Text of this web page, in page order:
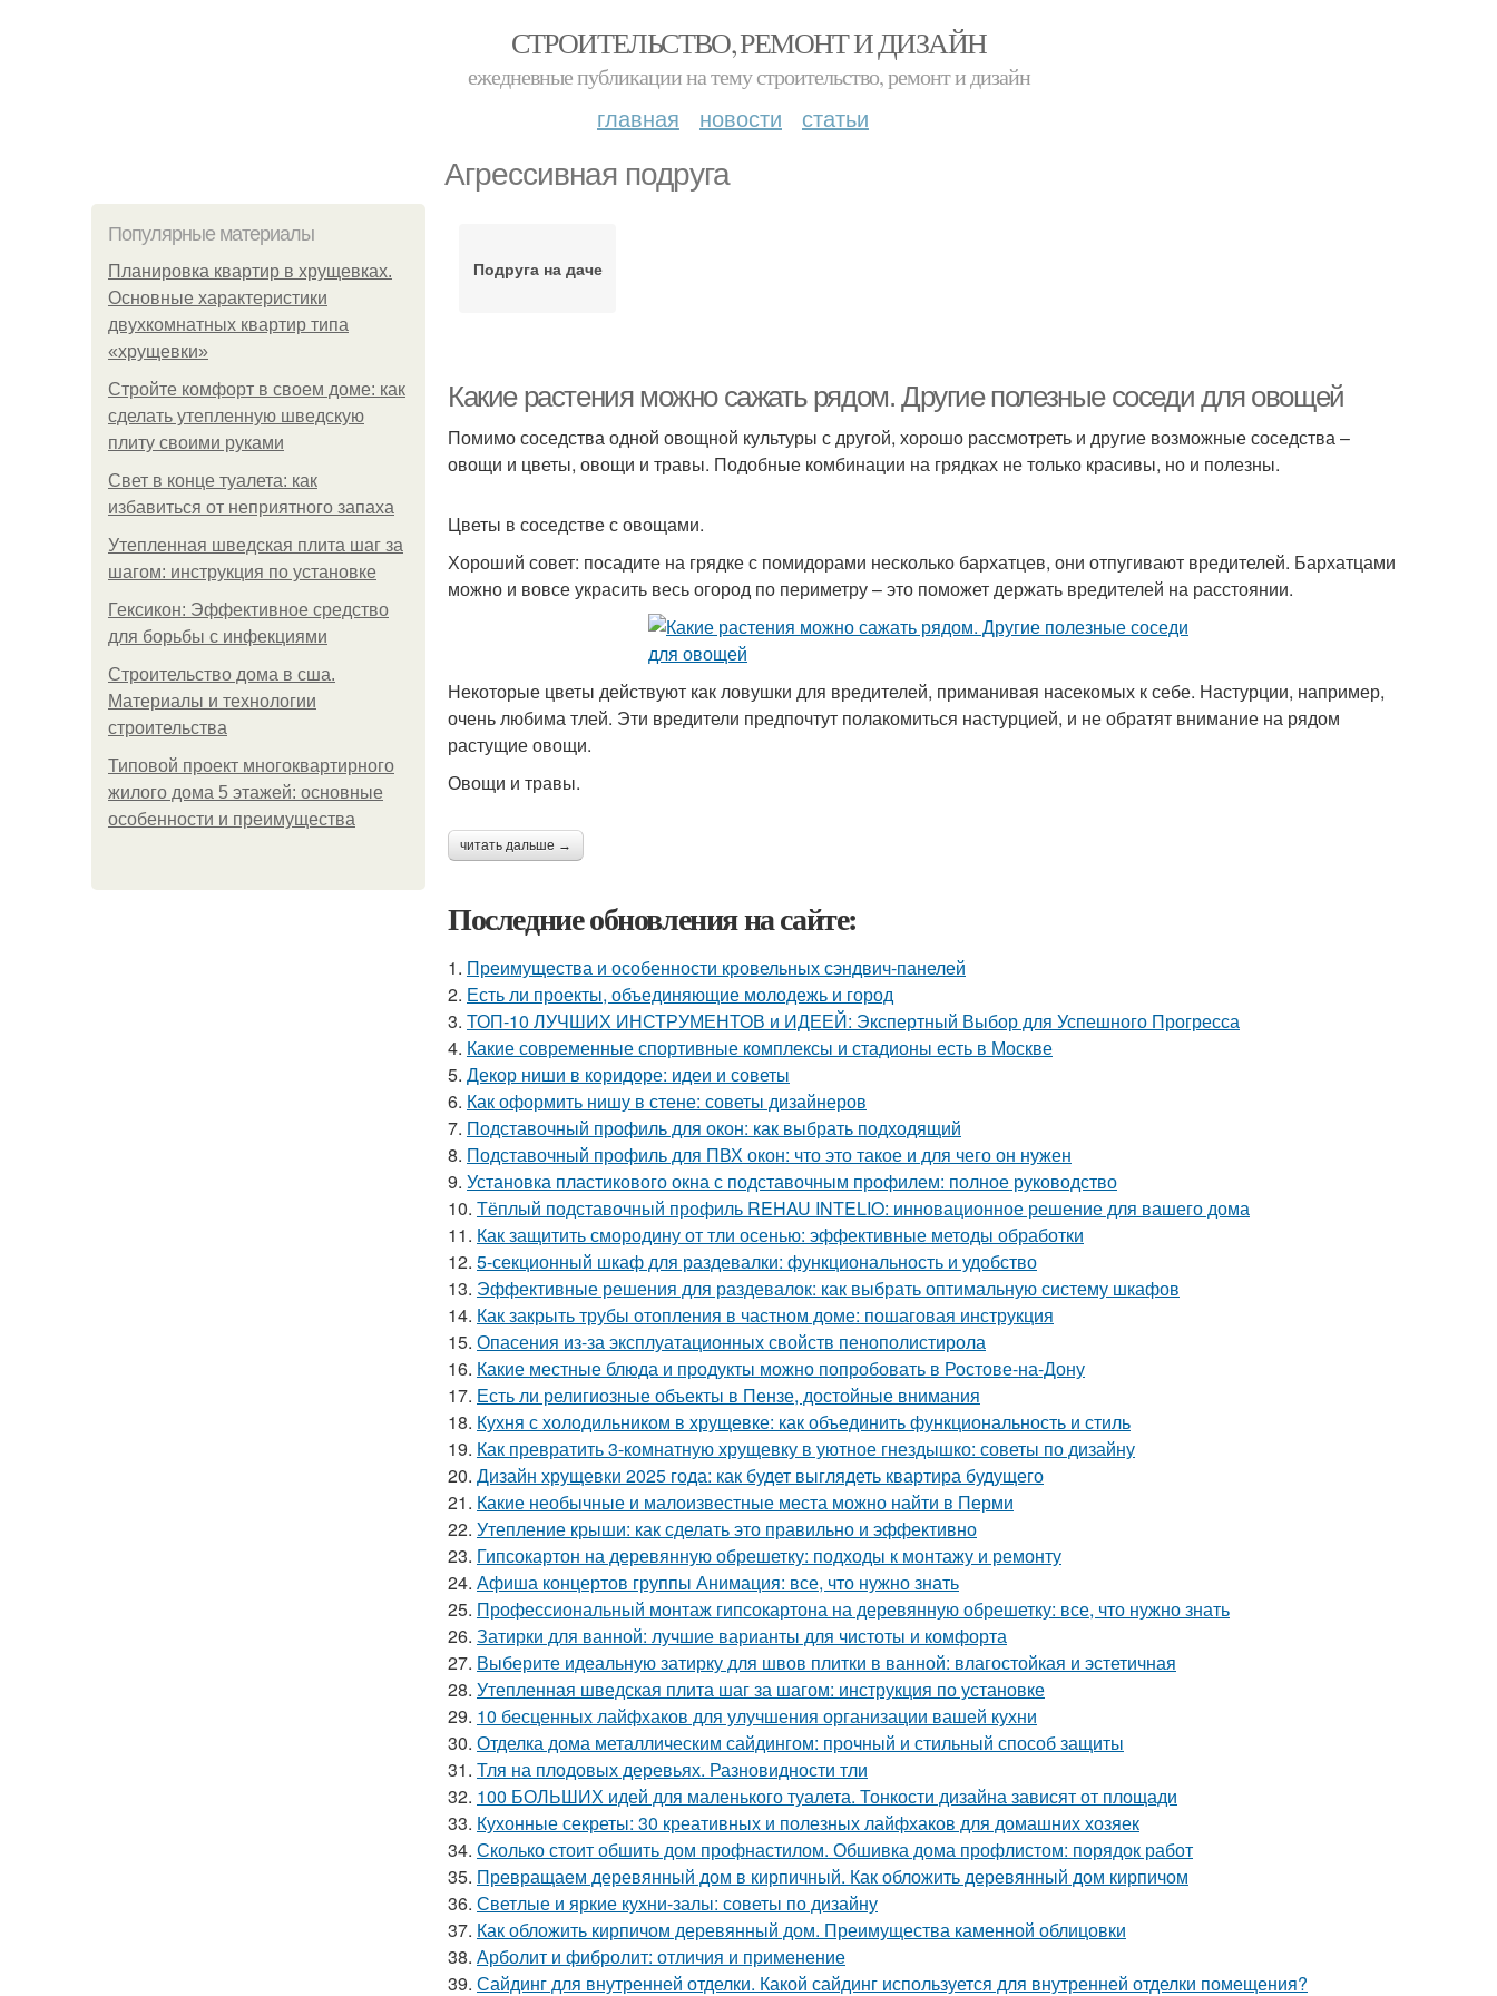
СТРОИТЕЛЬСТВО, РЕМОНТ И ДИЗАЙН
ежедневные публикации на тему строительство, ремонт и дизайн
главная новости статьи
Агрессивная подруга
Популярные материалы
Планировка квартир в хрущевках.
Основные характеристики
двухкомнатных квартир типа
«хрущевки»
Стройте комфорт в своем доме: как
сделать утепленную шведскую
плиту своими руками
Свет в конце туалета: как
избавиться от неприятного запаха
Утепленная шведская плита шаг за
шагом: инструкция по установке
Гексикон: Эффективное средство
для борьбы с инфекциями
Строительство дома в сша.
Материалы и технологии
строительства
Типовой проект многоквартирного
жилого дома 5 этажей: основные
особенности и преимущества
Подруга на даче
Какие растения можно сажать рядом. Другие полезные соседи для овощей
Помимо соседства одной овощной культуры с другой, хорошо рассмотреть и другие возможные соседства –
овощи и цветы, овощи и травы. Подобные комбинации на грядках не только красивы, но и полезны.
Цветы в соседстве с овощами.
Хороший совет: посадите на грядке с помидорами несколько бархатцев, они отпугивают вредителей. Бархатцами
можно и вовсе украсить весь огород по периметру – это поможет держать вредителей на расстоянии.
Некоторые цветы действуют как ловушки для вредителей, приманивая насекомых к себе. Настурции, например,
очень любима тлей. Эти вредители предпочтут полакомиться настурцией, и не обратят внимание на рядом
растущие овощи.
Овощи и травы.
читать дальше →
Последние обновления на сайте:
1. Преимущества и особенности кровельных сэндвич-панелей
2. Есть ли проекты, объединяющие молодежь и город
3. ТОП-10 ЛУЧШИХ ИНСТРУМЕНТОВ и ИДЕЕЙ: Экспертный Выбор для Успешного Прогресса
4. Какие современные спортивные комплексы и стадионы есть в Москве
5. Декор ниши в коридоре: идеи и советы
6. Как оформить нишу в стене: советы дизайнеров
7. Подставочный профиль для окон: как выбрать подходящий
8. Подставочный профиль для ПВХ окон: что это такое и для чего он нужен
9. Установка пластикового окна с подставочным профилем: полное руководство
10. Тёплый подставочный профиль REHAU INTELIO: инновационное решение для вашего дома
11. Как защитить смородину от тли осенью: эффективные методы обработки
12. 5-секционный шкаф для раздевалки: функциональность и удобство
13. Эффективные решения для раздевалок: как выбрать оптимальную систему шкафов
14. Как закрыть трубы отопления в частном доме: пошаговая инструкция
15. Опасения из-за эксплуатационных свойств пенополистирола
16. Какие местные блюда и продукты можно попробовать в Ростове-на-Дону
17. Есть ли религиозные объекты в Пензе, достойные внимания
18. Кухня с холодильником в хрущевке: как объединить функциональность и стиль
19. Как превратить 3-комнатную хрущевку в уютное гнездышко: советы по дизайну
20. Дизайн хрущевки 2025 года: как будет выглядеть квартира будущего
21. Какие необычные и малоизвестные места можно найти в Перми
22. Утепление крыши: как сделать это правильно и эффективно
23. Гипсокартон на деревянную обрешетку: подходы к монтажу и ремонту
24. Афиша концертов группы Анимация: все, что нужно знать
25. Профессиональный монтаж гипсокартона на деревянную обрешетку: все, что нужно знать
26. Затирки для ванной: лучшие варианты для чистоты и комфорта
27. Выберите идеальную затирку для швов плитки в ванной: влагостойкая и эстетичная
28. Утепленная шведская плита шаг за шагом: инструкция по установке
29. 10 бесценных лайфхаков для улучшения организации вашей кухни
30. Отделка дома металлическим сайдингом: прочный и стильный способ защиты
31. Тля на плодовых деревьях. Разновидности тли
32. 100 БОЛЬШИХ идей для маленького туалета. Тонкости дизайна зависят от площади
33. Кухонные секреты: 30 креативных и полезных лайфхаков для домашних хозяек
34. Сколько стоит обшить дом профнастилом. Обшивка дома профлистом: порядок работ
35. Превращаем деревянный дом в кирпичный. Как обложить деревянный дом кирпичом
36. Светлые и яркие кухни-залы: советы по дизайну
37. Как обложить кирпичом деревянный дом. Преимущества каменной облицовки
38. Арболит и фибролит: отличия и применение
39. Сайдинг для внутренней отделки. Какой сайдинг используется для внутренней отделки помещения?